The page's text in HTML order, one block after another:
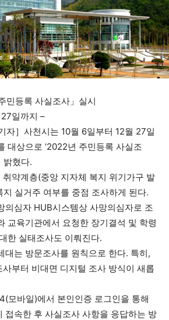
등록 사실조사」실시
일까지 –
자］사천시는 10월 6일부터 12월 27일
대상으로 ‘2022년 주민등록 사실조
밝혔다.
약계층(중앙 지자체 복지 위기가구 발
실거주 여부를 중점 조사하게 된다.
의심자 HUB시스템상 사망의심자로 조
교육기관에서 요청한 장기결석 및 학령
한 실태조사도 이뤄진다.
대는 방문조사를 원칙으로 한다. 특히,
부터 비대면 디지털 조사 방식이 새롭
모바일)에서 본인인증 로그인을 통해
접속한 후 사실조사 사항을 응답하는 방